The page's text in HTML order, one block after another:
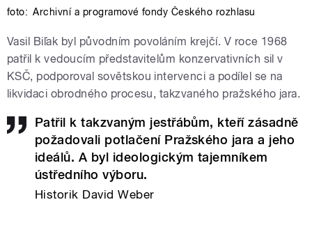
foto: Archivní a programové fondy Českého rozhlasu
Vasil Biľak byl původním povoláním krejčí. V roce 1968
patřil k vedoucím představitelům konzervativních sil v
KSČ, podporoval sovětskou intervenci a podílel se na
likvidaci obrodného procesu, takzvaného pražského jara.
Patřil k takzvaným jestřábům, kteří zásadně
požadovali potlačení Pražského jara a jeho
ideálů. A byl ideologickým tajemníkem
ústředního výboru.
Historik David Weber